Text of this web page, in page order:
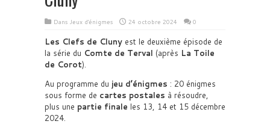
Dans Jeux d'énigmes 24 octobre 2024 0
Les Clefs de Cluny est le deuxième épisode de
la série du Comte de Terval (après La Toile
de Corot).
Au programme du jeu d’énigmes : 20 énigmes
sous forme de cartes postales à résoudre,
plus une partie finale les 13, 14 et 15 décembre
2024.